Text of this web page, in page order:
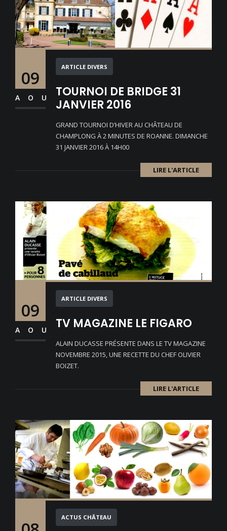
09
AOU
ARTICLE DIVERS
TOURNOI DE BRIDGE 31
JANVIER 2016
GRAND TOURNOI D’HIVER AU CHÂTEAU DE
CHAMPLONG À 2 MINUTES DE ROANNE. DIMANCHE
31 JANVIER 2016 À 14H00
LIRE L'ARTICLE
09
AOU
ARTICLE DIVERS
TV MAGAZINE LE FIGARO
ALAIN DUCASSE PRÉSENTE DANS LE TV MAGAZINE
NOVEMBRE 2015, UNE RECETTE DU CHEF OLIVIER
BOIZET.
LIRE L'ARTICLE
ACTUS CHÂTEAU